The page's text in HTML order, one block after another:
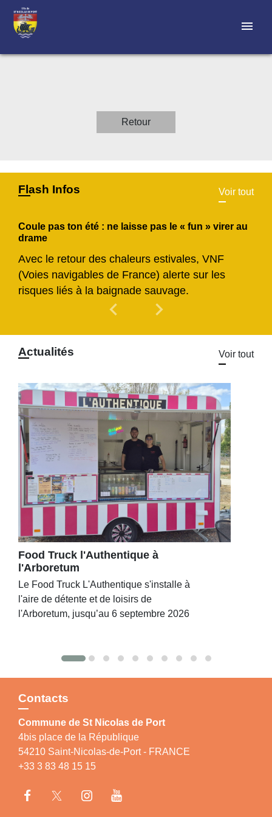
menu
Retour
Flash Infos Voir tout
Coule pas ton été : ne laisse pas le « fun » virer au
drame
Avec le retour des chaleurs estivales, VNF
(Voies navigables de France) alerte sur les
risques liés à la baignade sauvage.
chevron_left Previous
chevron_right
Actualités Voir tout
Food Truck l'Authentique à
l'Arboretum
Le Food Truck L'Authentique s'installe à
l'aire de détente et de loisirs de
l'Arboretum, jusqu’au 6 septembre 2026
Contacts
Commune de St Nicolas de Port
4bis place de la République
54210 Saint-Nicolas-de-Port - FRANCE
+33 3 83 48 15 15